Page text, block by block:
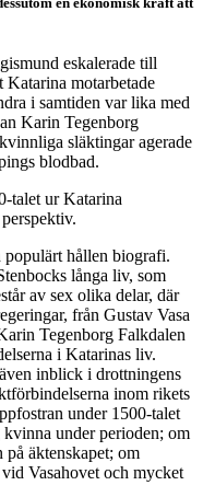
eskalerade till
motarbetade
i samtiden var lika med
Karin Tegenborg
släktingar agerade
blodbad.
talet ur Katarina
hållen biografi.
långa liv, som
av sex olika delar, där
från Gustav Vasa
Tegenborg Falkdalen
i Katarinas liv.
inblick i drottningens
inom rikets
under 1500-talet
under perioden; om
äktenskapet; om
Vasahovet och mycket